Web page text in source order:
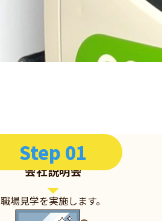
Step 01
会社説明会
職場見学を実施します。